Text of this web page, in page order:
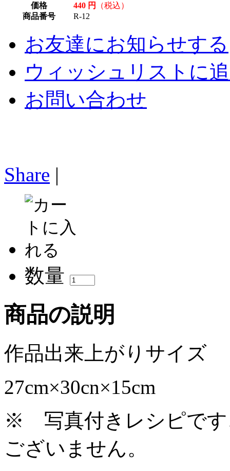
価格 440 円
（税込）
商品番号
R-12
お友達にお知らせする
ウィッシュリストに
お問い合わせ
Share |
数量
商品の説明
作品出来上がりサイズ
27cm×30cn×15cm
※ 写真付きレシピです
ございません。